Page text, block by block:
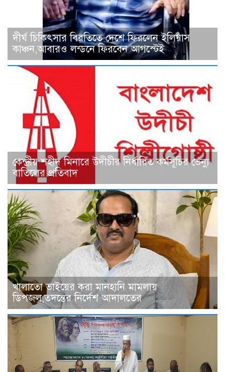
দীর্ঘ চিকিৎসার বিরতিতে দেশে ফিরলেন ইলিয়াস
কাঞ্চন,আবারও লন্ডনে ফিরবেন আগস্টেই
কেন্দ্রীয় শহীদ মিনারে উদীচীর নির্ধারিত কর্মসূচির ভেন্যু
বাতিলের প্রতিবাদ
খালাতো ভাইয়ের করা মানহানি মামলায়
ডিপজল,তদন্তের নির্দেশ আদালতের